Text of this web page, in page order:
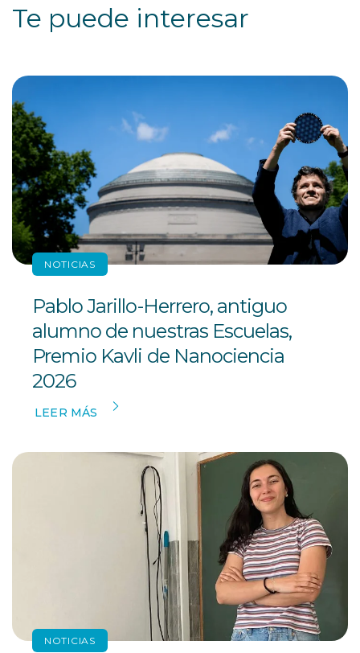
Te puede interesar
NOTICIAS
Pablo Jarillo-Herrero, antiguo
alumno de nuestras Escuelas,
Premio Kavli de Nanociencia
2026
LEER MÁS
NOTICIAS